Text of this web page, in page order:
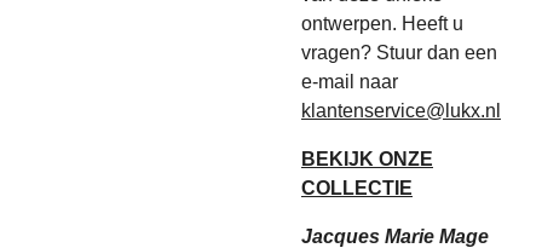
ontwerpen. Heeft u
vragen? Stuur dan een
e-mail naar
klantenservice@lukx.nl
BEKIJK ONZE
COLLECTIE
Jacques Marie Mage